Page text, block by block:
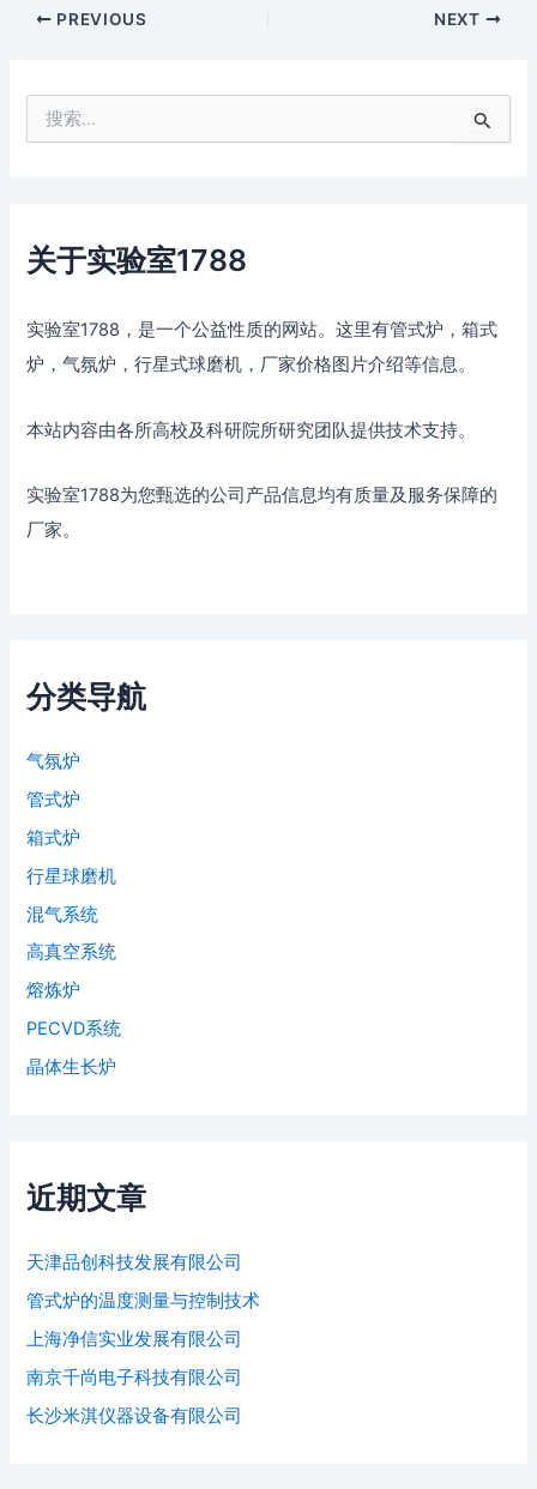
关于实验室1788
实验室1788，是一个公益性质的网站。这里有管式炉，箱式
炉，气氛炉，行星式球磨机，厂家价格图片介绍等信息。
本站内容由各所高校及科研院所研究团队提供技术支持。
实验室1788为您甄选的公司产品信息均有质量及服务保障的
厂家。
分类导航
气氛炉
管式炉
箱式炉
行星球磨机
混气系统
高真空系统
熔炼炉
PECVD系统
晶体生长炉
近期文章
天津品创科技发展有限公司
管式炉的温度测量与控制技术
上海净信实业发展有限公司
南京千尚电子科技有限公司
长沙米淇仪器设备有限公司
PREVIOUS NEXT